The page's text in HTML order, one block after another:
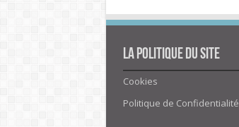
La politique du site
Cookies
Politique de Confidentialité